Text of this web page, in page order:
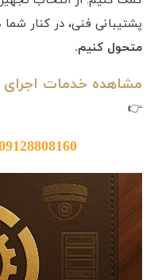
پشتیبانی فنی، در کنار
متحول کنیم.
مشاهده خدمات اجرای
👉